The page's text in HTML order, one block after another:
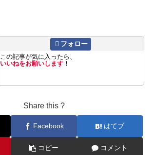
フォロー
この記事が気に入ったら、
いいねをお願いします ！
Share this ?
Facebook はてブ
コピー コメント